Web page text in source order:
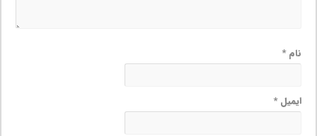
نام*
ایمیل*